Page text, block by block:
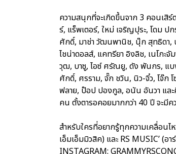
ความสนุกที่จะเกิดขึ้นจาก 3 คอนเสิ
ร์, แร็พเตอร์, ใหม่ เจริญปุระ, โดม
ศักดิ์, มาช่า วัฒนพานิช, นุ๊ก สุทธิดา,
ไชน่าดอลส์, แคทรียา อิงลิช, เนโก
วุฒ, บาซู, ไอซ์ ศรัณยู, ดัง พันกร, แ
ศักดิ์, ศรราม, จั๊ก ชวิน, นิว-จิ๋ว, โจ๊
ฟลาย, ป๊อป ปองกูล, อนัน อันวา แล
คน ตั้งตารอคอยมากกว่า 40 ปี จะมีค
สำหรับใครที่อยากรู้ทุกความเคลื่อนไ
เอ็มเอ็มมิวสิค) และ RS MUSIC’ (อ
INSTAGRAM: